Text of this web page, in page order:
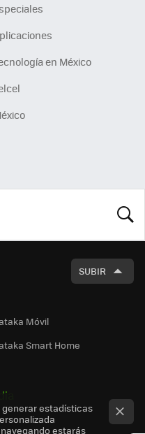
en México
SUBIR
Móvil
Smart Home
estadísticas
estarás